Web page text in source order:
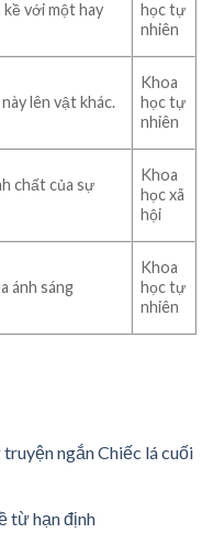
với một hay
học tự
nhiên
lên vật khác.
Khoa
học tự
nhiên
chất của sự
Khoa
học xã
hội
ánh sáng
Khoa
học tự
nhiên
ngắn Chiếc lá cuối
từ hạn định